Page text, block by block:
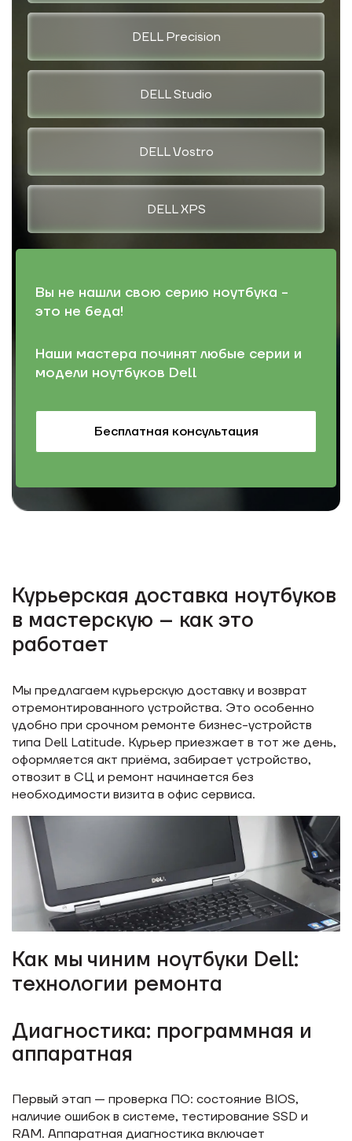
DELL Precision
DELL Studio
DELL Vostro
DELL XPS
Вы не нашли свою серию ноутбука -
это не беда!
Наши мастера починят любые серии и
модели ноутбуков Dell
Бесплатная консультация
Курьерская доставка ноутбуков
в мастерскую – как это
работает
Мы предлагаем курьерскую доставку и возврат
отремонтированного устройства. Это особенно
удобно при срочном ремонте бизнес-устройств
типа Dell Latitude. Курьер приезжает в тот же день,
оформляется акт приёма, забирает устройство,
отвозит в СЦ и ремонт начинается без
необходимости визита в офис сервиса.
Как мы чиним ноутбуки Dell:
технологии ремонта
Диагностика: программная и
аппаратная
Первый этап — проверка ПО: состояние BIOS,
наличие ошибок в системе, тестирование SSD и
RAM. Аппаратная диагностика включает